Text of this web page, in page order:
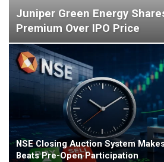
Juniper Green Energy
Premium Over IPO Price
NSE Closing Auction System
Beats Pre-Open Participation